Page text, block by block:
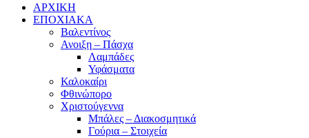
ΑΡΧΙΚΗ
ΕΠΟΧΙΑΚΑ
Βαλεντίνος
Ανοιξη – Πάσχα
Λαμπάδες
Υφάσματα
Καλοκαίρι
Φθινώπορο
Χριστούγεννα
Μπάλες – Διακοσμητικά
Γούρια – Στοιχεία